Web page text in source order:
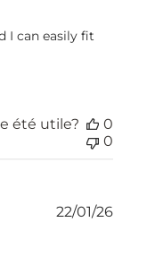
I can easily fit
été utile?
0
0
Date
22/01/26